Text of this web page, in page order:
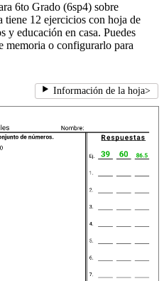
6to Grado (6sp4) sobre
tiene 12 ejercicios con hoja de
y educación en casa. Puedes
memoria o configurarlo para
Información de la hoja>